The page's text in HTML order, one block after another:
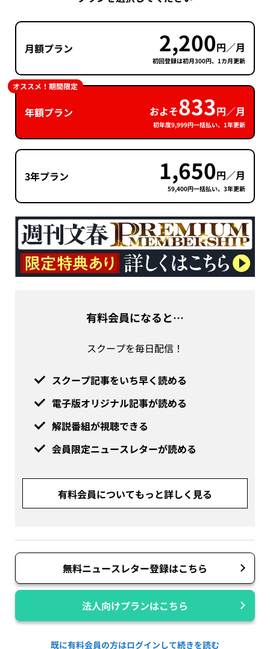
月額プラン 2,200円／月
初回登録は初月300円、1カ月更新
年額プラン およそ833円／月
初年度9,999円一括払い、1年更新
オススメ！期間限定
3年プラン 1,650円／月
59,400円一括払い、3年更新
有料会員になると…
スクープを毎日配信！
スクープ記事をいち早く読める
電子版オリジナル記事が読める
解説番組が視聴できる
会員限定ニュースレターが読める
有料会員についてもっと詳しく見る
無料ニュースレター登録はこちら
法人向けプランはこちら
既に有料会員の方はログインして続きを読む